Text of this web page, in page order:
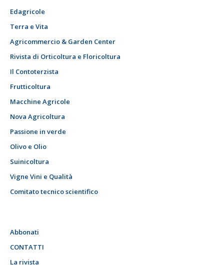
Edagricole
Terra e Vita
Agricommercio & Garden Center
Rivista di Orticoltura e Floricoltura
Il Contoterzista
Frutticoltura
Macchine Agricole
Nova Agricoltura
Passione in verde
Olivo e Olio
Suinicoltura
Vigne Vini e Qualità
Comitato tecnico scientifico
Abbonati
CONTATTI
La rivista